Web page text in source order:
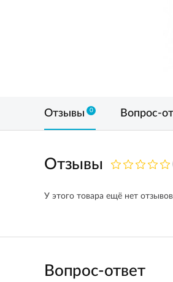
Отзывы 0 Вопрос-
Отзывы
У этого товара ещё нет
Вопрос-ответ